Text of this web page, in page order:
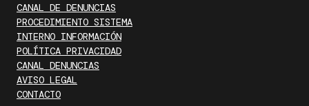
CANAL DE DENUNCIAS
PROCEDIMIENTO SISTEMA
INTERNO INFORMACIÓN
POLÍTICA PRIVACIDAD
CANAL DENUNCIAS
AVISO LEGAL
CONTACTO